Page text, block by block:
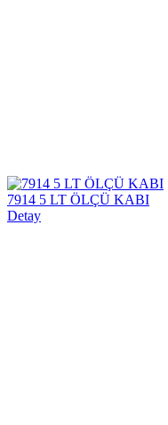
7914 5 LT ÖLÇÜ KABI
Detay